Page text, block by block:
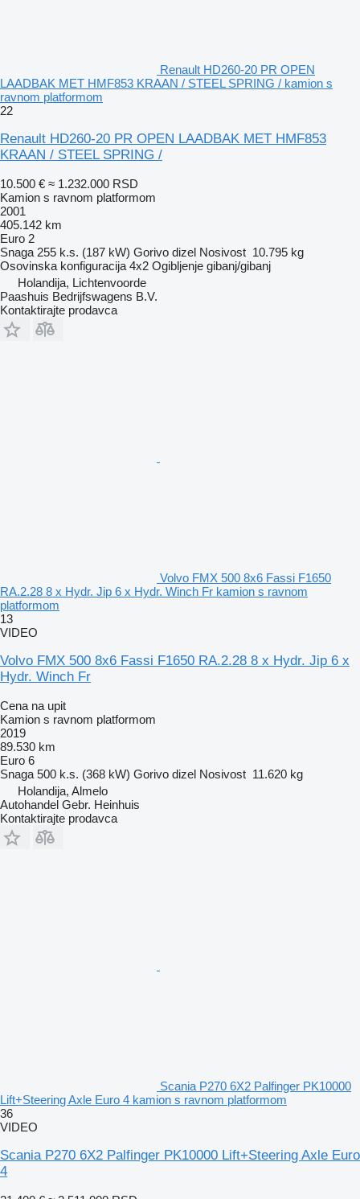
Renault HD260-20 PR OPEN
LAADBAK MET HMF853 KRAAN / STEEL SPRING / kamion s
ravnom platformom
22
Renault HD260-20 PR OPEN LAADBAK MET HMF853
KRAAN / STEEL SPRING /
10.500 € ≈ 1.232.000 RSD
Kamion s ravnom platformom
2001
405.142 km
Euro 2
Snaga 255 k.s. (187 kW) Gorivo dizel Nosivost 10.795 kg
Osovinska konfiguracija 4x2 Ogibljenje gibanj/gibanj
Holandija, Lichtenvoorde
Paashuis Bedrijfswagens B.V.
Kontaktirajte prodavca
Volvo FMX 500 8x6 Fassi F1650
RA.2.28 8 x Hydr. Jip 6 x Hydr. Winch Fr kamion s ravnom
platformom
13
VIDEO
Volvo FMX 500 8x6 Fassi F1650 RA.2.28 8 x Hydr. Jip 6 x
Hydr. Winch Fr
Cena na upit
Kamion s ravnom platformom
2019
89.530 km
Euro 6
Snaga 500 k.s. (368 kW) Gorivo dizel Nosivost 11.620 kg
Holandija, Almelo
Autohandel Gebr. Heinhuis
Kontaktirajte prodavca
Scania P270 6X2 Palfinger PK10000
Lift+Steering Axle Euro 4 kamion s ravnom platformom
36
VIDEO
Scania P270 6X2 Palfinger PK10000 Lift+Steering Axle Euro
4